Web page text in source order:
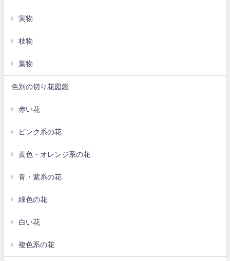
実物
枝物
葉物
色別の切り花図鑑
赤い花
ピンク系の花
黄色・オレンジ系の花
青・紫系の花
緑色の花
白い花
複色系の花